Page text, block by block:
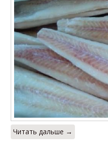
Читать дальше →